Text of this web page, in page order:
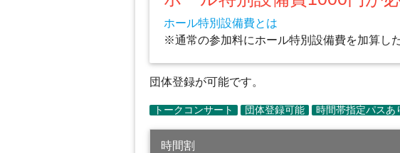
ホール特別設備費とは
※通常の参加料にホール特別設備費を加算し
団体登録が可能です。
時間割